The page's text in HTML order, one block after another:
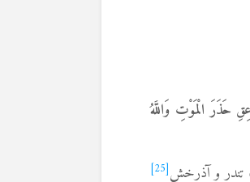
حَذَرَ الْمَوْتِ وَاللَّهُ
[25]